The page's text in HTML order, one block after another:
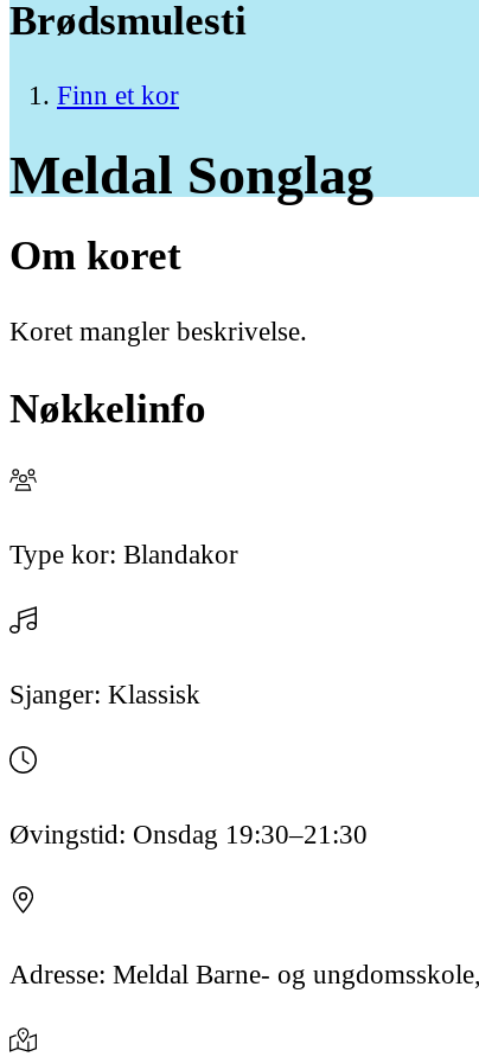
Brødsmulesti
Finn et kor
Meldal Songlag
Om koret
Koret mangler beskrivelse.
Nøkkelinfo
Type kor: Blandakor
Sjanger: Klassisk
Øvingstid: Onsdag 19:30–21:30
Adresse: Meldal Barne- og